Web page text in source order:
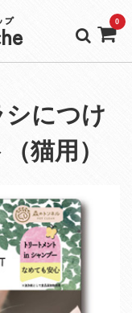
プ 0
につけ
猫用）